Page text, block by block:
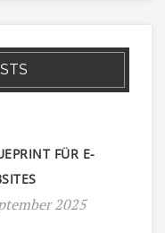
FÜR E-
2025